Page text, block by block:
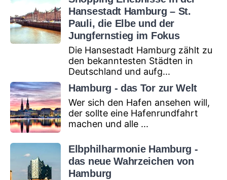
Hansestadt Hamburg – St.
Pauli, die Elbe und der
Jungfernstieg im Fokus
Die Hansestadt Hamburg zählt zu
den bekanntesten Städten in
Deutschland und aufg...
Hamburg - das Tor zur Welt
Wer sich den Hafen ansehen will,
der sollte eine Hafenrundfahrt
machen und alle ...
Elbphilharmonie Hamburg -
das neue Wahrzeichen von
Hamburg